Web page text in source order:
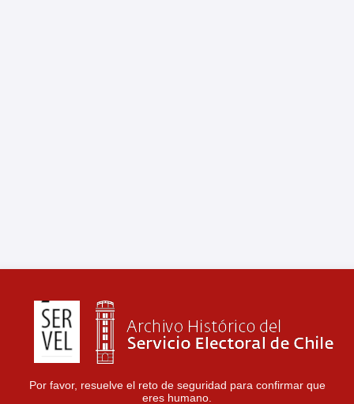
Por favor, resuelve el reto de seguridad para confirmar que
eres humano.